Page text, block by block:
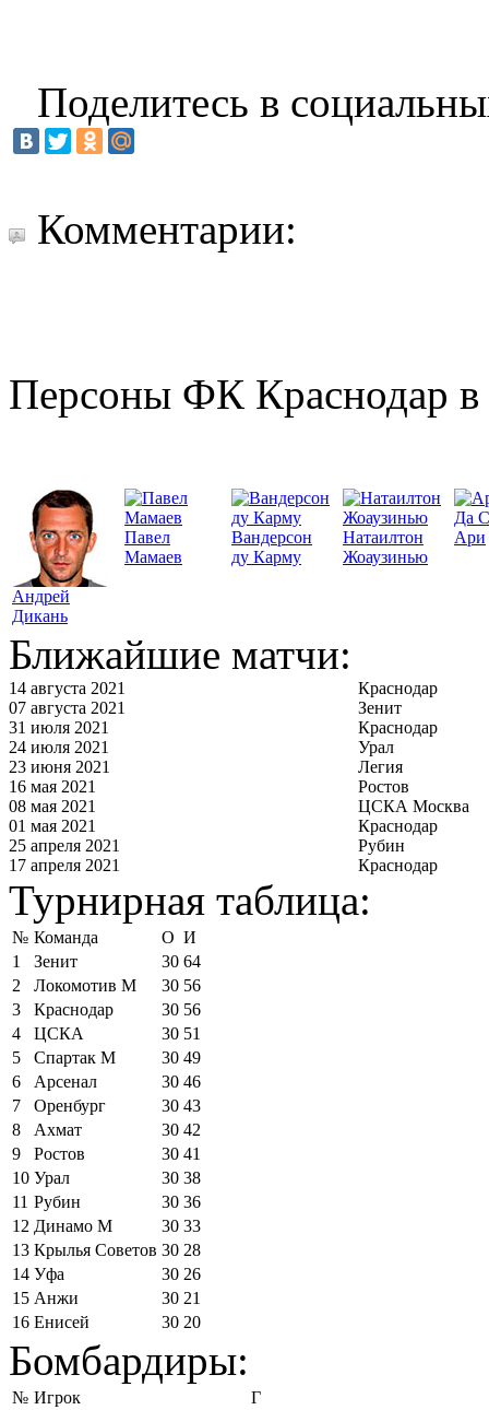
Поделитесь в
Комментарии:
Персоны ФК Краснодар в
Андрей
Дикань
Павел
Мамаев
Вандерсон
ду Карму
Натаилтон
Жоаузинью
Да
Ари
Ближайшие матчи:
14 августа 2021
Краснодар
07 августа 2021
Зенит
31 июля 2021
Краснодар
24 июля 2021
Урал
23 июня 2021
Легия
16 мая 2021
Ростов
08 мая 2021
ЦСКА Москва
01 мая 2021
Краснодар
25 апреля 2021
Рубин
17 апреля 2021
Краснодар
Турнирная таблица:
№ Команда О И
1
Зенит 30 64
2
Локомотив М 30 56
3
Краснодар 30 56
4
ЦСКА 30 51
5
Спартак М 30 49
6
Арсенал 30 46
7
Оренбург 30 43
8
Ахмат 30 42
9
Ростов 30 41
10 Урал 30 38
11 Рубин 30 36
12 Динамо М 30 33
13 Крылья Советов 30 28
14 Уфа 30 26
15 Анжи 30 21
16 Енисей 30 20
Бомбардиры:
№ Игрок
Г